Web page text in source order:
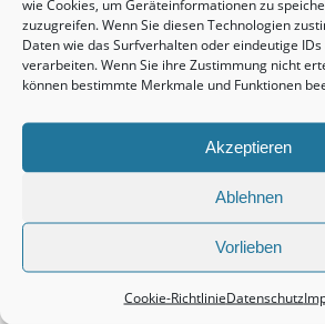
wie Cookies, um Geräteinformationen zu
zuzugreifen. Wenn Sie diesen Technologien
Daten wie das Surfverhalten oder eindeutige
verarbeiten. Wenn Sie ihre Zustimmung nicht
können bestimmte Merkmale und Funktionen
Akzeptieren
Ablehnen
Vorlieben
Cookie-RichtlinieDatenschutz
Häuser bleiben tatsächlich eine wirklich